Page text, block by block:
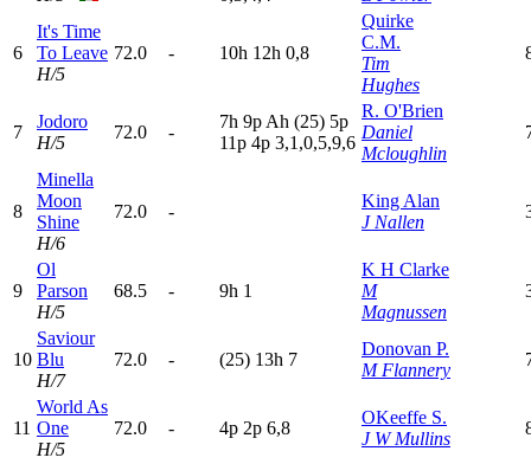
6
It's Time
To Leave
H/5
72.0 - 10h 12h 0,8
Quirke
C.M.
Tim
Hughes
7
Jodoro
H/5
72.0 -
7h 9p Ah (25) 5p
11p 4p 3,1,0,5,9,6
R. O'Brien
Daniel
Mcloughlin
8
Minella
Moon
Shine
H/6
72.0 -
King Alan
J Nallen
9
Ol
Parson
H/5
68.5 - 9h 1
K H Clarke
M
Magnussen
10
Saviour
Blu
H/7
72.0 - (25) 13h 7
Donovan P.
M Flannery
11
World As
One
H/5
72.0 - 4p 2p 6,8
OKeeffe S.
J W Mullins